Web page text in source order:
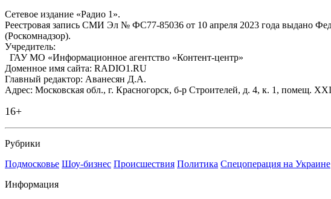
Сетевое издание «Радио 1».
Реестровая запись СМИ Эл № ФС77-85036 от 10 апреля 2023 года выдано
(Роскомнадзор).
Учредитель:
ГАУ МО «Информационное агентство «Контент-центр»
Доменное имя сайта: RADIO1.RU
Главный редактор: Аванесян Д.А.
Адрес: Московская обл., г. Красногорск, б-р Строителей, д. 4, к. 1, помещ.
16+
Рубрики
Подмосковье Шоу-бизнес Происшествия Политика Спецоперация на Украине
Информация